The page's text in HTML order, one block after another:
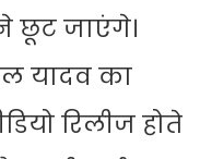
छूट जाएंगे।
यादव का
रिलीज होते